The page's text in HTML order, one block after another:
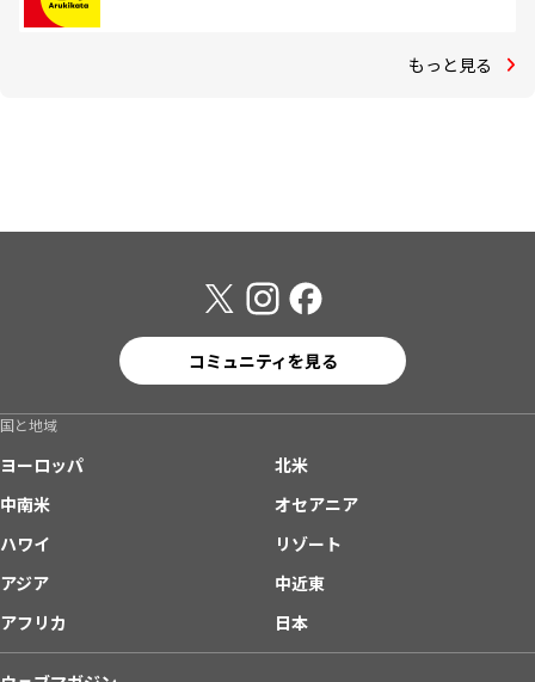
もっと見る
コミュニティを見る
国と地域
ヨーロッパ
北米
中南米
オセアニア
ハワイ
リゾート
アジア
中近東
アフリカ
日本